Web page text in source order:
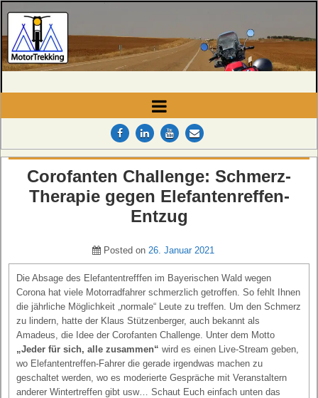
MotorTrekking
Corofanten Challenge: Schmerz-
Therapie gegen Elefantenreffen-
Entzug
Posted on 26. Januar 2021
Die Absage des Elefantentrefffen im Bayerischen Wald wegen
Corona hat viele Motorradfahrer schmerzlich getroffen. So fehlt Ihnen
die jährliche Möglichkeit „normale“ Leute zu treffen. Um den Schmerz
zu lindern, hatte der Klaus Stützenberger, auch bekannt als
Amadeus, die Idee der Corofanten Challenge. Unter dem Motto
„Jeder für sich, alle zusammen“ wird es einen Live-Stream geben,
wo Elefantentreffen-Fahrer die gerade irgendwas machen zu
geschaltet werden, wo es moderierte Gespräche mit Veranstaltern
anderer Wintertreffen gibt usw… Schaut Euch einfach unten das